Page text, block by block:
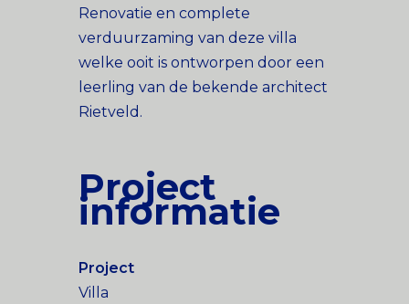
Renovatie en complete
verduurzaming van deze villa
welke ooit is ontworpen door een
leerling van de bekende architect
Rietveld.
Project
informatie
Project
Villa